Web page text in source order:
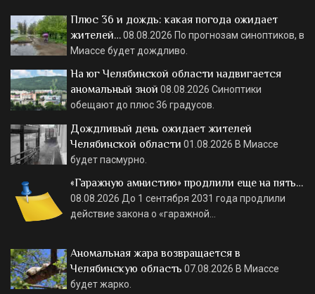
Плюс 36 и дождь: какая погода ожидает
жителей…08.08.2026 По прогнозам синоптиков, в
Миассе будет дождливо.
На юг Челябинской области надвигается
аномальный зной 08.08.2026 Синоптики
обещают до плюс 36 градусов.
Дождливый день ожидает жителей
Челябинской области 01.08.2026 В Миассе
будет пасмурно.
«Гаражную амнистию» продлили еще на пять…
08.08.2026 До 1 сентября 2031 года продлили
действие закона о «гаражной…
Аномальная жара возвращается в
Челябинскую область 07.08.2026 В Миассе
будет жарко.